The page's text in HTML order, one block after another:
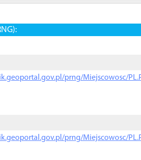
prng/Miejscowosc/
prng/Miejscowosc/